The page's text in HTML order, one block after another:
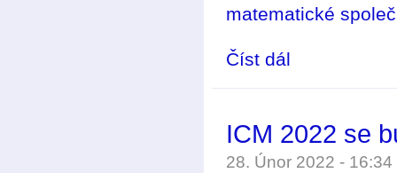
matematické
Číst dál
ICM 2022 se
28. Únor 2022 -